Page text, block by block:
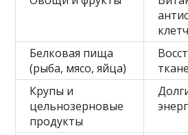
Белковая пища
(рыба, мясо, яйца)
Крупы и
цельнозерновые
продукты